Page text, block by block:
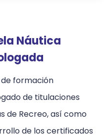
Náutica
formación
de titulaciones
de Recreo, así como
de los certificados